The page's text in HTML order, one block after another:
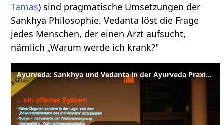
Tamas) sind pragmatische Umsetzungen der
Sankhya Philosophie. Vedanta löst die Frage
jedes Menschen, der einen Arzt aufsucht,
nämlich „Warum werde ich krank?"
Ayurveda: Sankhya und Vedanta in der Ayurveda Praxis, Vortrag mit Dr. Rhyner